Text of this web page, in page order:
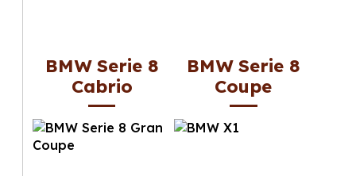
BMW Serie 8
Cabrio
BMW Serie 8
Coupe